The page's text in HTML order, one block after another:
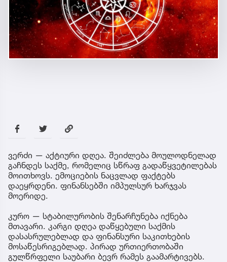
ვერძი — აქტიური დღეა. შეიძლება მოულოდნელად
გაჩნდეს საქმე, რომელიც სწრაფ გადაწყვეტილებას
მოითხოვს. ემოციების ნაცვლად ფაქტებს
დაეყრდენი. ფინანსებში იმპულსურ ხარჯვას
მოერიდე.
კურო — სტაბილურობის შენარჩუნება იქნება
მთავარი. კარგი დღეა დაწყებული საქმის
დასასრულებლად და ფინანსური საკითხების
მოსაწესრიგებლად. პირად ურთიერთობაში
გულწრფელი საუბარი ბევრ რამეს გაამარტივებს.